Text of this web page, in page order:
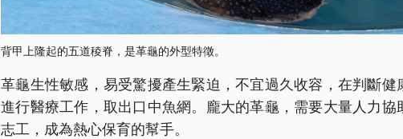
背甲上隆起的五道稜脊，是革龜的外型特徵。
革龜生性敏感，易受驚擾產生緊迫，不宜過久收容，在判斷健
進行醫療工作，取出口中魚網。龐大的革龜，需要大量人力
志工，成為熱心保育的幫手。